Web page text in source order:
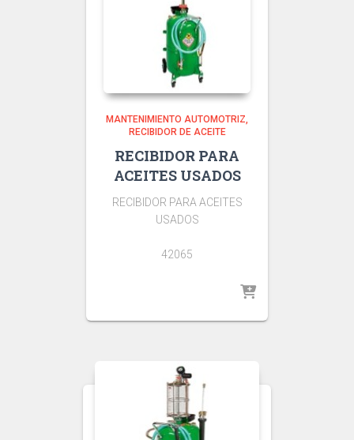
MANTENIMIENTO AUTOMOTRIZ
RECIBIDOR DE ACEITE
RECIBIDOR PARA
ACEITES USADOS
RECIBIDOR PARA ACEITES
USADOS
42065